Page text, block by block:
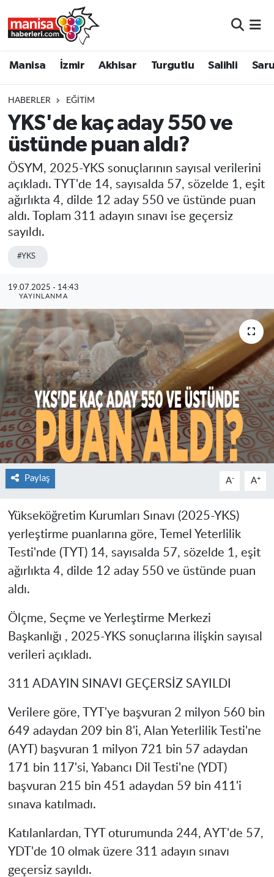
Manisa İzmir Akhisar Turgutlu Salihli
HABERLER EĞITIM
YKS'de kaç aday 550 ve
üstünde puan aldı?
ÖSYM, 2025-YKS sonuçlarının sayısal verilerini
açıkladı. TYT'de 14, sayısalda 57, sözelde 1, eşit
ağırlıkta 4, dilde 12 aday 550 ve üstünde puan
aldı. Toplam 311 adayın sınavı ise geçersiz
sayıldı.
#YKS
19.07.2025 - 14:43
YAYINLANMA
Paylaş A- A+
Yükseköğretim Kurumları Sınavı (2025-YKS)
yerleştirme puanlarına göre, Temel Yeterlilik
Testi'nde (TYT) 14, sayısalda 57, sözelde 1, eşit
ağırlıkta 4, dilde 12 aday 550 ve üstünde puan
aldı.
Ölçme, Seçme ve Yerleştirme Merkezi
Başkanlığı , 2025-YKS sonuçlarına ilişkin sayısal
verileri açıkladı.
311 ADAYIN SINAVI GEÇERSİZ SAYILDI
Verilere göre, TYT'ye başvuran 2 milyon 560 bin
649 adaydan 209 bin 8'i, Alan Yeterlilik Testi'ne
(AYT) başvuran 1 milyon 721 bin 57 adaydan
171 bin 117'si, Yabancı Dil Testi'ne (YDT)
başvuran 215 bin 451 adaydan 59 bin 411'i
sınava katılmadı.
Katılanlardan, TYT oturumunda 244, AYT'de 57,
YDT'de 10 olmak üzere 311 adayın sınavı
geçersiz sayıldı.
Turgutlu
Salihli
Saruhanlı
Soma
Manisa Nöbetçi Eczaneler
Manisa Trafik Yoğunluk Haritası
Süper Lig Puan Durumu ve Fikstür
Tüm Manşetler
Son Dakika Haberleri